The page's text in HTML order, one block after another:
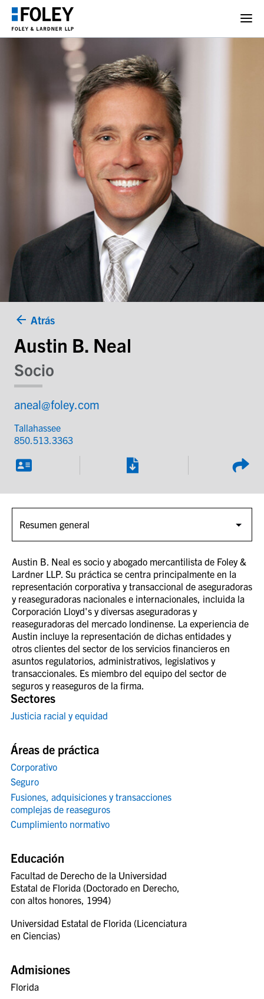
Atrás
Austin B. Neal
Socio
aneal@foley.com
Tallahassee
850.513.3363
Sectores
Justicia racial y equidad
Áreas de práctica
Corporativo
Seguro
Fusiones, adquisiciones y transacciones
complejas de reaseguros
Cumplimiento normativo
Educación
Facultad de Derecho de la Universidad
Estatal de Florida (Doctorado en Derecho,
con altos honores, 1994)
Universidad Estatal de Florida (Licenciatura
en Ciencias)
Admisiones
Florida
Austin B. Neal es socio y abogado mercantilista de Foley &
Lardner LLP. Su práctica se centra principalmente en la
representación corporativa y transaccional de aseguradoras
y reaseguradoras nacionales e internacionales, incluida la
Corporación Lloyd's y diversas aseguradoras y
reaseguradoras del mercado londinense. La experiencia de
Austin incluye la representación de dichas entidades y
otros clientes del sector de los servicios financieros en
asuntos regulatorios, administrativos, legislativos y
transaccionales. Es miembro del equipo del sector de
seguros y reaseguros de la firma.